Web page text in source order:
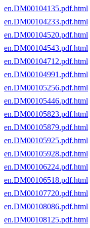
en.DM00104135.pdf.html
en.DM00104233.pdf.html
en.DM00104520.pdf.html
en.DM00104543.pdf.html
en.DM00104712.pdf.html
en.DM00104991.pdf.html
en.DM00105256.pdf.html
en.DM00105446.pdf.html
en.DM00105823.pdf.html
en.DM00105879.pdf.html
en.DM00105925.pdf.html
en.DM00105928.pdf.html
en.DM00106224.pdf.html
en.DM00106518.pdf.html
en.DM00107720.pdf.html
en.DM00108086.pdf.html
en.DM00108125.pdf.html